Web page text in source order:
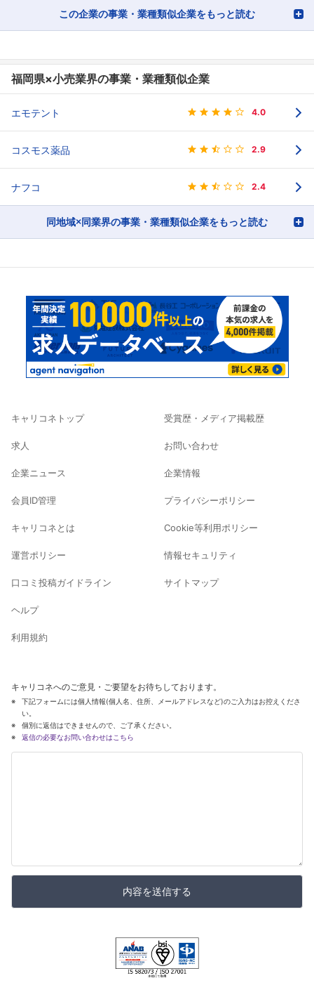
この企業の事業・業種類似企業をもっと読む
福岡県×小売業界の事業・業種類似企業
エモテント 4.0
コスモス薬品 2.9
ナフコ 2.4
同地域×同業界の事業・業種類似企業をもっと読む
キャリコネトップ
求人
企業ニュース
会員ID管理
キャリコネとは
運営ポリシー
口コミ投稿ガイドライン
ヘルプ
利用規約
受賞歴・メディア掲載歴
お問い合わせ
企業情報
プライバシーポリシー
Cookie等利用ポリシー
情報セキュリティ
サイトマップ
キャリコネへのご意見・ご要望をお待ちしております。
下記フォームには個人情報(個人名、住所、メールアドレスなど)のご入力はお控えくださ
い。
個別に返信はできませんので、ご了承ください。
返信の必要なお問い合わせはこちら
内容を送信する